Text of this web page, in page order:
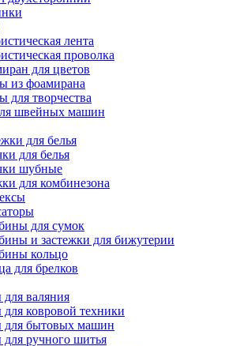
лента
проволка
для цветов
из фоамирана
для творчества
швейных машин
для белья
для белья
шубные
для комбинезона
для сумок
и застежки для бижутерии
кольцо
для брелков
валяния
ковровой техники
для бытовых машин
ручного шитья